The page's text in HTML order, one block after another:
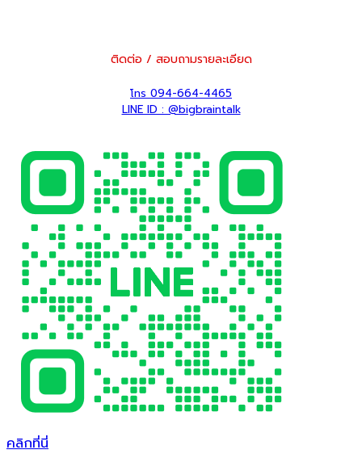
ติดต่อ / สอบถามรายละเอียด
โทร 094-664-4465
LINE ID : @bigbraintalk
คลิกที่นี่